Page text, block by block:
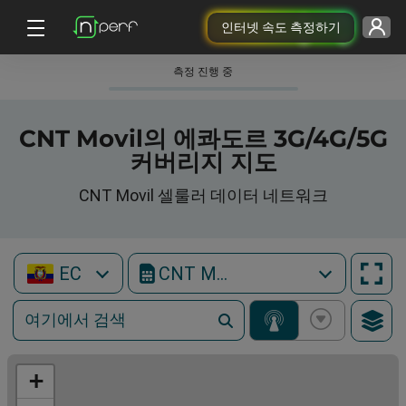
인터넷 속도 측정하기
측정 진행 중
CNT Movil의 에콰도르 3G/4G/5G
커버리지 지도
CNT Movil 셀룰러 데이터 네트워크
EC CNT Movil
+